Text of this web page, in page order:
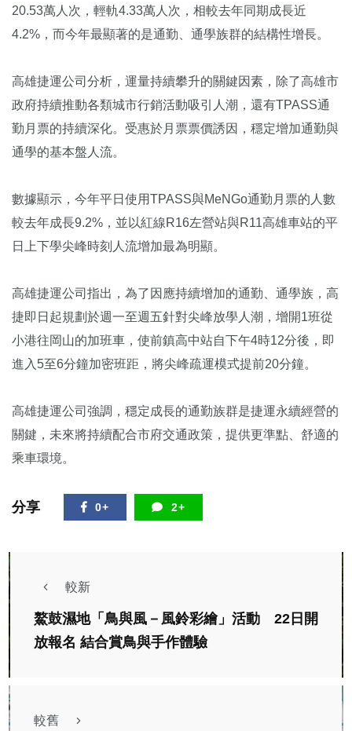
20.53萬人次，輕軌4.33萬人次，相較去年同期成長近
4.2%，而今年最顯著的是通勤、通學族群的結構性增長。
高雄捷運公司分析，運量持續攀升的關鍵因素，除了高雄市
政府持續推動各類城市行銷活動吸引人潮，還有TPASS通
勤月票的持續深化。受惠於月票票價誘因，穩定增加通勤與
通學的基本盤人流。
數據顯示，今年平日使用TPASS與MeNGo通勤月票的人數
較去年成長9.2%，並以紅線R16左營站與R11高雄車站的平
日上下學尖峰時刻人流增加最為明顯。
高雄捷運公司指出，為了因應持續增加的通勤、通學族，高
捷即日起規劃於週一至週五針對尖峰放學人潮，增開1班從
小港往岡山的加班車，使前鎮高中站自下午4時12分後，即
進入5至6分鐘加密班距，將尖峰疏運模式提前20分鐘。
高雄捷運公司強調，穩定成長的通勤族群是捷運永續經營的
關鍵，未來將持續配合市府交通政策，提供更準點、舒適的
乘車環境。
分享 0+ 2+
較新
鰲鼓濕地「鳥與風－風鈴彩繪」活動 22日開
放報名 結合賞鳥與手作體驗
較舊